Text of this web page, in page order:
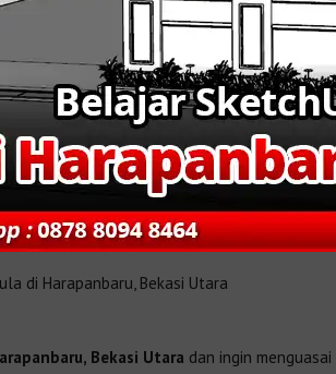
di Harapanbaru, Bekasi Utara
Bekasi Utara dan ingin menguasai